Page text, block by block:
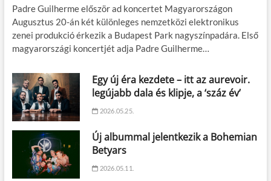
Padre Guilherme először ad koncertet Magyarországon
Augusztus 20-án két különleges nemzetközi elektronikus
zenei produkció érkezik a Budapest Park nagyszínpadára. Első
magyarországi koncertjét adja Padre Guilherme…
Egy új éra kezdete – itt az aurevoir.
legújabb dala és klipje, a ‘száz év’
2026.05.25.
Új albummal jelentkezik a Bohemian
Betyars
2026.05.11.